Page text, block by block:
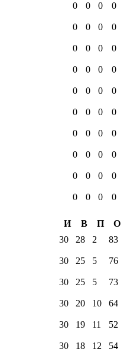
0 0 0 0
0 0 0 0
0 0 0 0
0 0 0 0
0 0 0 0
0 0 0 0
0 0 0 0
0 0 0 0
0 0 0 0
0 0 0
0
И В П
О
30 28 2 83
30 25 5 76
30 25 5 73
30 20 10 64
30 19 11 52
30 18 12 54